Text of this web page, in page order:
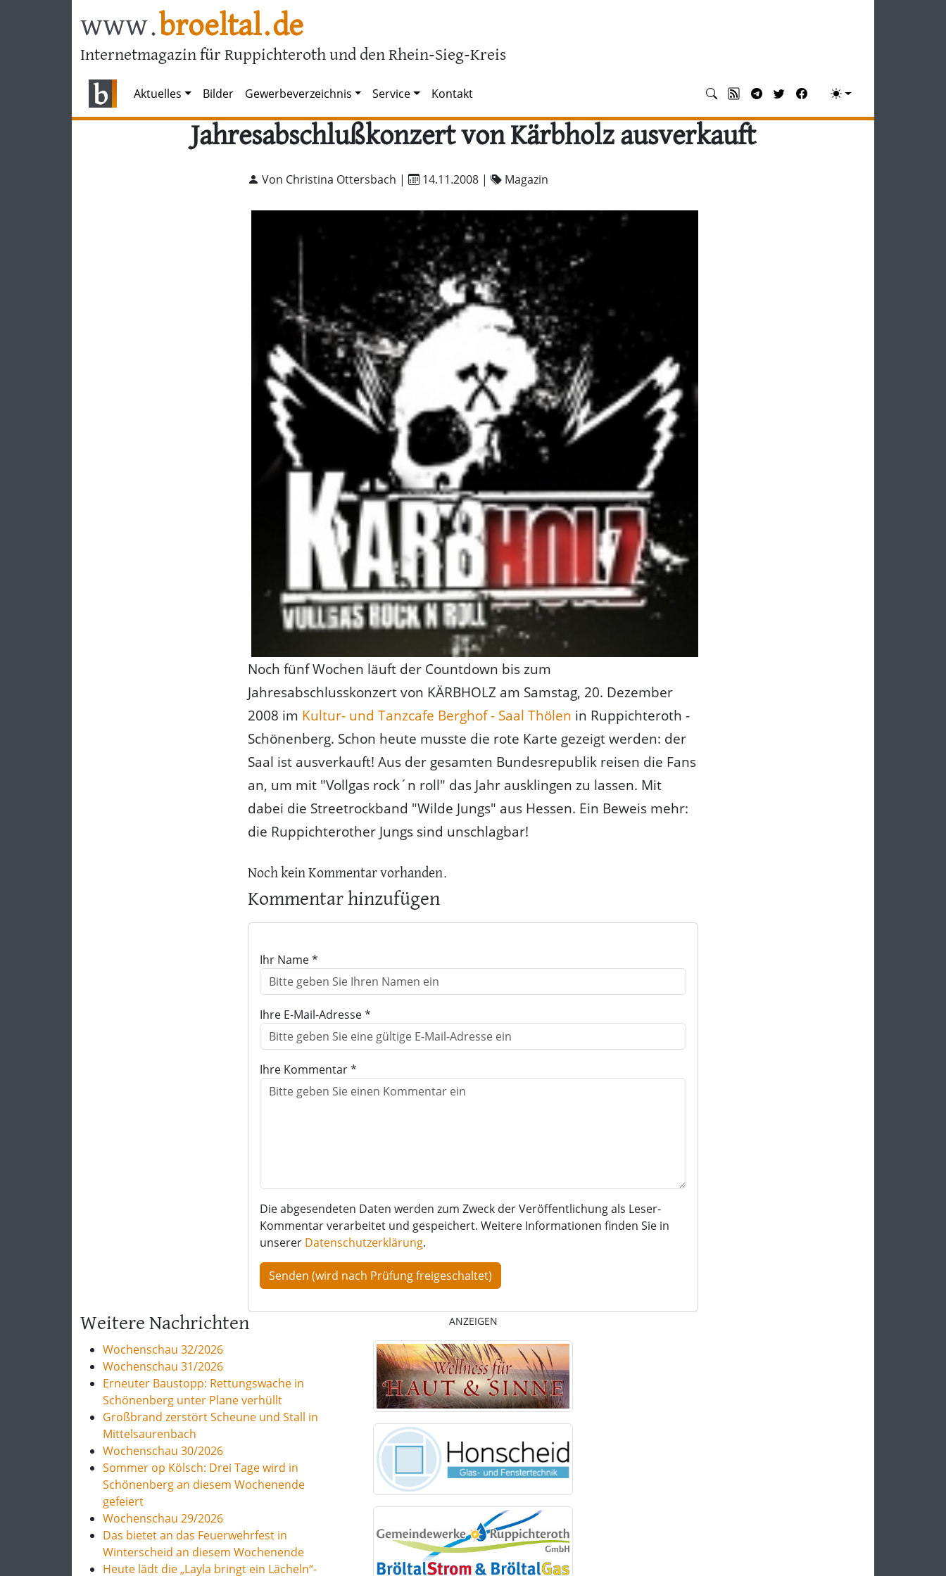
www.broeltal.de
Internetmagazin für Ruppichteroth und den Rhein-Sieg-Kreis
Aktuelles Bilder Gewerbeverzeichnis Service Kontakt
Jahresabschlußkonzert von Kärbholz ausverkauft
Von Christina Ottersbach | 14.11.2008 | Magazin
Noch fünf Wochen läuft der Countdown bis zum
Jahresabschlusskonzert von KÄRBHOLZ am Samstag, 20. Dezember
2008 im Kultur- und Tanzcafe Berghof - Saal Thölen in Ruppichteroth -
Schönenberg. Schon heute musste die rote Karte gezeigt werden: der
Saal ist ausverkauft! Aus der gesamten Bundesrepublik reisen die Fans
an, um mit "Vollgas rock´n roll" das Jahr ausklingen zu lassen. Mit
dabei die Streetrockband "Wilde Jungs" aus Hessen. Ein Beweis mehr:
die Ruppichterother Jungs sind unschlagbar!
Noch kein Kommentar vorhanden.
Kommentar hinzufügen
Ihr Name *
Ihre E-Mail-Adresse *
Ihre Kommentar *
Die abgesendeten Daten werden zum Zweck der Veröffentlichung als Leser-
Kommentar verarbeitet und gespeichert. Weitere Informationen finden Sie in
unserer Datenschutzerklärung.
Weitere Nachrichten
Wochenschau 32/2026
Wochenschau 31/2026
Erneuter Baustopp: Rettungswache in
Schönenberg unter Plane verhüllt
Großbrand zerstört Scheune und Stall in
Mittelsaurenbach
Wochenschau 30/2026
Sommer op Kölsch: Drei Tage wird in
Schönenberg an diesem Wochenende
gefeiert
Wochenschau 29/2026
Das bietet an das Feuerwehrfest in
Winterscheid an diesem Wochenende
Heute lädt die „Layla bringt ein Lächeln“-
ANZEIGEN